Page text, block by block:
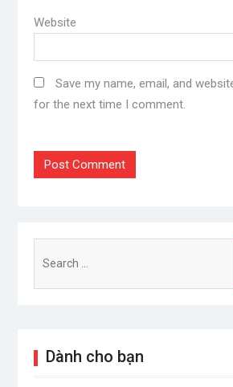
Website
Save my name, email, and
for the next time I comment.
for:
Dành cho bạn